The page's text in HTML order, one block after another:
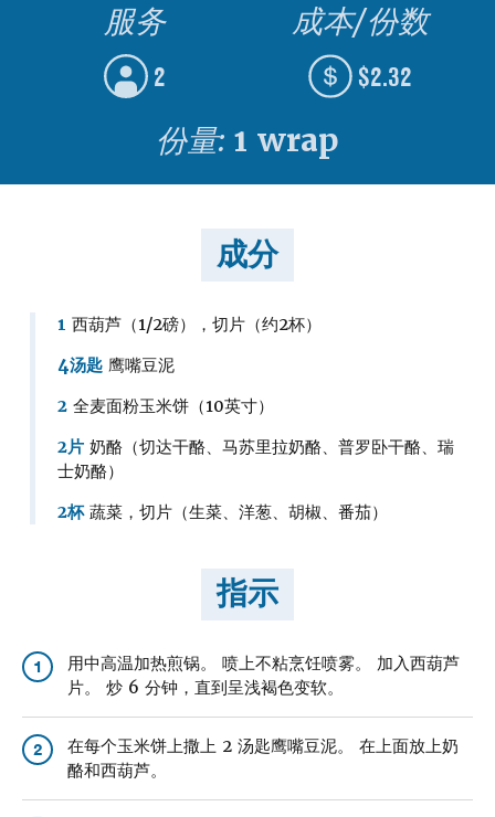
服务
2
成本/份数
$2.32
份量: 1 wrap
成分
1 西葫芦（1/2磅），切片（约2杯）
4汤匙 鹰嘴豆泥
2 全麦面粉玉米饼（10英寸）
2片 奶酪（切达干酪、马苏里拉奶酪、普罗卧干酪、瑞
士奶酪）
2杯蔬菜，切片（生菜、洋葱、胡椒、番茄）
指示
1
用中高温加热煎锅。 喷上不粘烹饪喷雾。 加入西葫芦
片。 炒 6 分钟，直到呈浅褐色变软。
2
在每个玉米饼上撒上 2 汤匙鹰嘴豆泥。 在上面放上奶
酪和西葫芦。